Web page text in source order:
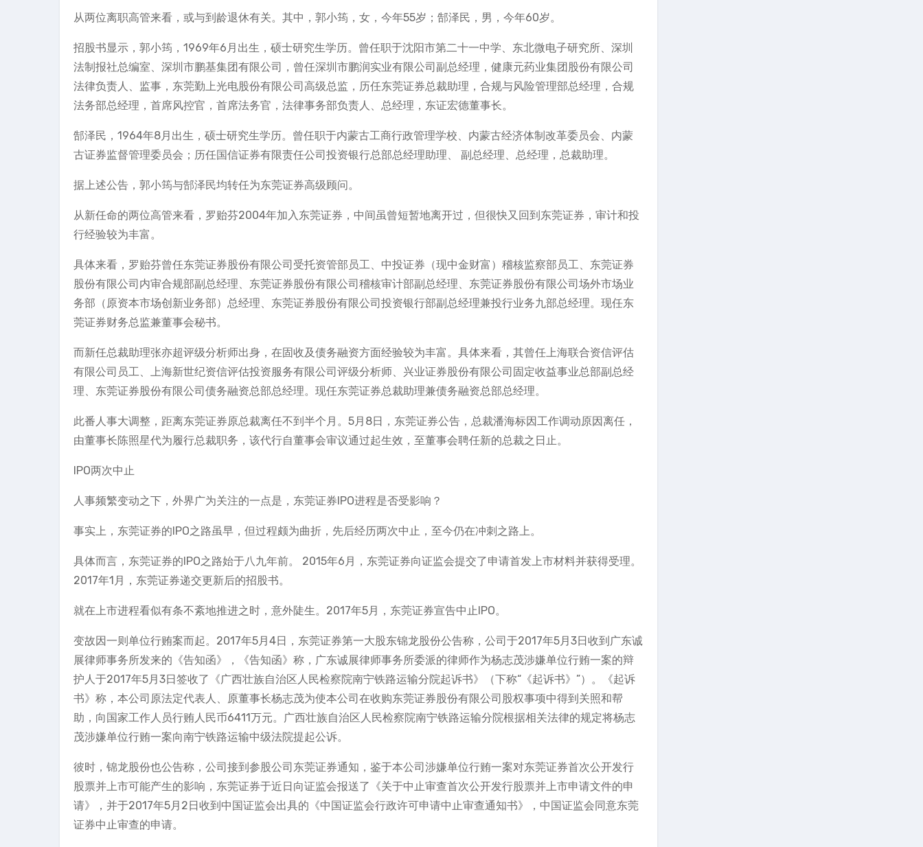
从两位离职高管来看，或与到龄退休有关。其中，郭小筠，女，今年55岁；郜泽民，男，今年60岁。
招股书显示，郭小筠，1969年6月出生，硕士研究生学历。曾任职于沈阳市第二十一中学、东北微电子研究所、深圳
法制报社总编室、深圳市鹏基集团有限公司，曾任深圳市鹏润实业有限公司副总经理，健康元药业集团股份有限公司
法律负责人、监事，东莞勤上光电股份有限公司高级总监，历任东莞证券总裁助理，合规与风险管理部总经理，合规
法务部总经理，首席风控官，首席法务官，法律事务部负责人、总经理，东证宏德董事长。
郜泽民，1964年8月出生，硕士研究生学历。曾任职于内蒙古工商行政管理学校、内蒙古经济体制改革委员会、内蒙
古证券监督管理委员会；历任国信证券有限责任公司投资银行总部总经理助理、 副总经理、总经理，总裁助理。
据上述公告，郭小筠与郜泽民均转任为东莞证券高级顾问。
从新任命的两位高管来看，罗贻芬2004年加入东莞证券，中间虽曾短暂地离开过，但很快又回到东莞证券，审计和投
行经验较为丰富。
具体来看，罗贻芬曾任东莞证券股份有限公司受托资管部员工、中投证券（现中金财富）稽核监察部员工、东莞证券
股份有限公司内审合规部副总经理、东莞证券股份有限公司稽核审计部副总经理、东莞证券股份有限公司场外市场业
务部（原资本市场创新业务部）总经理、东莞证券股份有限公司投资银行部副总经理兼投行业务九部总经理。现任东
莞证券财务总监兼董事会秘书。
而新任总裁助理张亦超评级分析师出身，在固收及债务融资方面经验较为丰富。具体来看，其曾任上海联合资信评估
有限公司员工、上海新世纪资信评估投资服务有限公司评级分析师、兴业证券股份有限公司固定收益事业总部副总经
理、东莞证券股份有限公司债务融资总部总经理。现任东莞证券总裁助理兼债务融资总部总经理。
此番人事大调整，距离东莞证券原总裁离任不到半个月。5月8日，东莞证券公告，总裁潘海标因工作调动原因离任，
由董事长陈照星代为履行总裁职务，该代行自董事会审议通过起生效，至董事会聘任新的总裁之日止。
IPO两次中止
人事频繁变动之下，外界广为关注的一点是，东莞证券IPO进程是否受影响？
事实上，东莞证券的IPO之路虽早，但过程颇为曲折，先后经历两次中止，至今仍在冲刺之路上。
具体而言，东莞证券的IPO之路始于八九年前。 2015年6月，东莞证券向证监会提交了申请首发上市材料并获得受理。
2017年1月，东莞证券递交更新后的招股书。
就在上市进程看似有条不紊地推进之时，意外陡生。2017年5月，东莞证券宣告中止IPO。
变故因一则单位行贿案而起。2017年5月4日，东莞证券第一大股东锦龙股份公告称，公司于2017年5月3日收到广东诚
展律师事务所发来的《告知函》，《告知函》称，广东诚展律师事务所委派的律师作为杨志茂涉嫌单位行贿一案的辩
护人于2017年5月3日签收了《广西壮族自治区人民检察院南宁铁路运输分院起诉书》（下称“《起诉书》”）。《起诉
书》称，本公司原法定代表人、原董事长杨志茂为使本公司在收购东莞证券股份有限公司股权事项中得到关照和帮
助，向国家工作人员行贿人民币6411万元。广西壮族自治区人民检察院南宁铁路运输分院根据相关法律的规定将杨志
茂涉嫌单位行贿一案向南宁铁路运输中级法院提起公诉。
彼时，锦龙股份也公告称，公司接到参股公司东莞证券通知，鉴于本公司涉嫌单位行贿一案对东莞证券首次公开发行
股票并上市可能产生的影响，东莞证券于近日向证监会报送了《关于中止审查首次公开发行股票并上市申请文件的申
请》，并于2017年5月2日收到中国证监会出具的《中国证监会行政许可申请中止审查通知书》，中国证监会同意东莞
证券中止审查的申请。